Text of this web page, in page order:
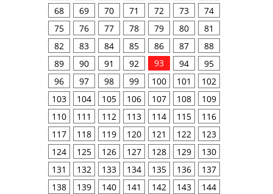
68
69 70 71 72 73
74
75
76 77 78 79 80
81
82
83 84 85 86 87
88
89
90 91 92 93 94
95
96
97 98 99 100 101
102
103
104 105 106 107 108
109
110
111 112 113 114 115
116
117
118 119 120 121 122
123
124
125 126 127 128 129
130
131
132 133 134 135 136
137
138
139 140 141 142 143
144